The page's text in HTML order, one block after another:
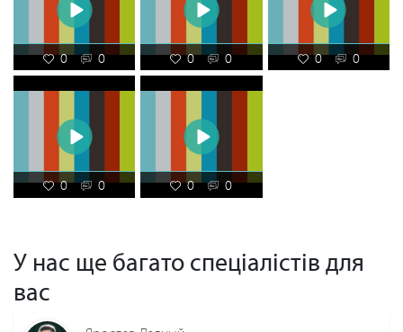
0 0 0 0 0 0
0 0 0 0
У нас ще багато спеціалістів для
вас